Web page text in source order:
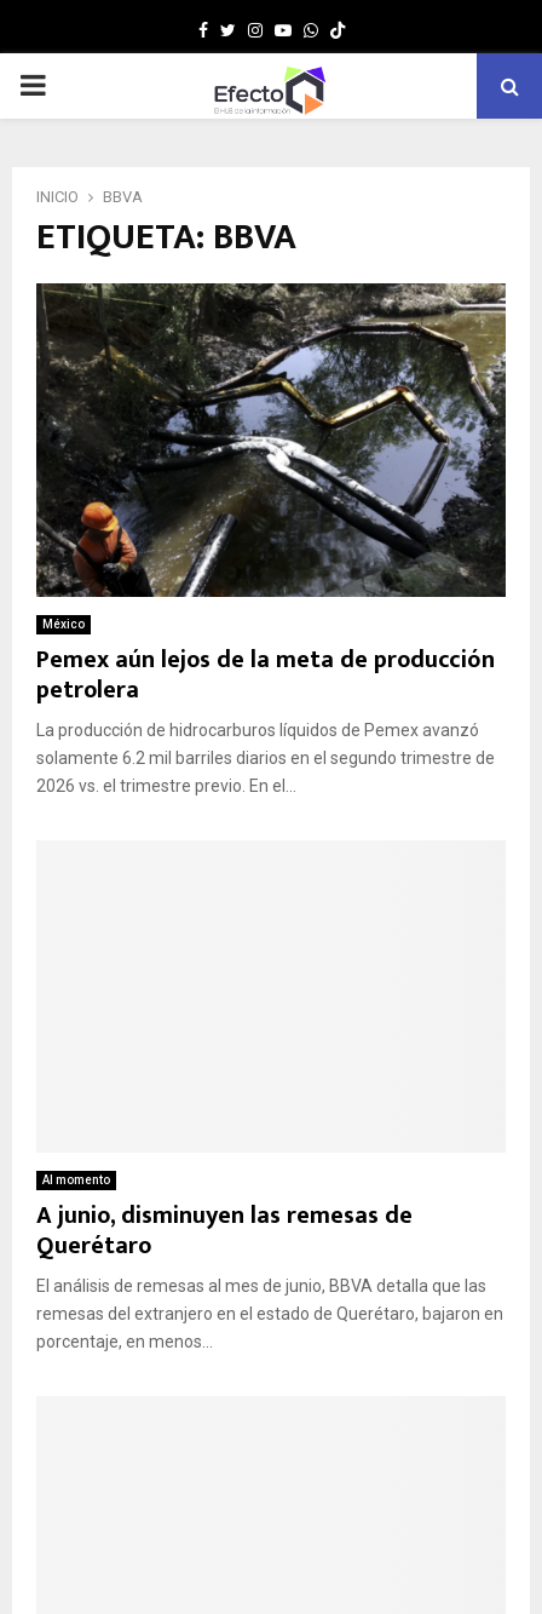
Facebook
TwitterInstagram
YoutubeWhatsapp
MENÚ
INICIO BBVA
ETIQUETA: BBVA
México
Pemex aún lejos de la meta de producción
petrolera
La producción de hidrocarburos líquidos de Pemex avanzó
solamente 6.2 mil barriles diarios en el segundo trimestre de
2026 vs. el trimestre previo. En el...
Al momento
A junio, disminuyen las remesas de
Querétaro
El análisis de remesas al mes de junio, BBVA detalla que las
remesas del extranjero en el estado de Querétaro, bajaron en
porcentaje, en menos...